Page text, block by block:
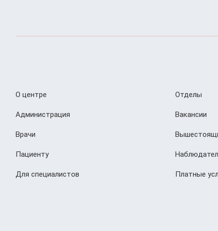
О центре
Администрация
Врачи
Пациенту
Для специалистов
Отделы
Вакансии
Платные